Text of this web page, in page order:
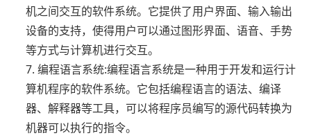
机之间交互的软件系统。它提供了用户界面、输入输出
设备的支持，使得用户可以通过图形界面、语音、手势
等方式与计算机进行交互。
7. 编程语言系统:编程语言系统是一种用于开发和运行计
算机程序的软件系统。它包括编程语言的语法、编译
器、解释器等工具，可以将程序员编写的源代码转换为
机器可以执行的指令。